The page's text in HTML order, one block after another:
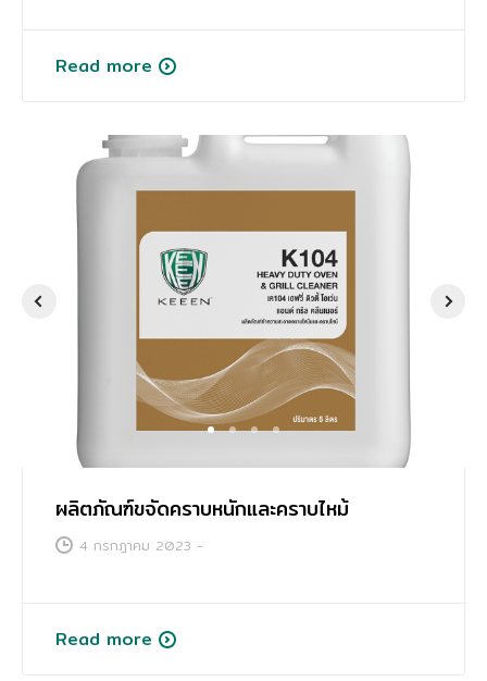
Read more
1 2 3 4
ผลิตภัณฑ์ขจัดคราบหนักและคราบไหม้
4 กรกฎาคม 2023 -
Read more